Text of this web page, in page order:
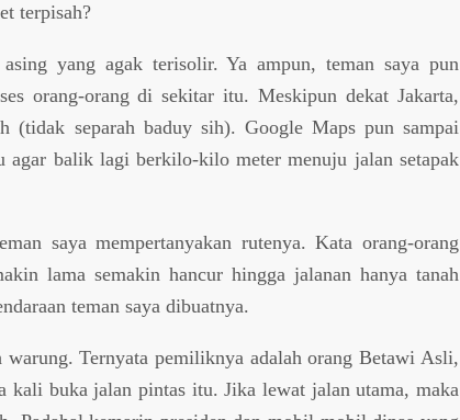
terpisah?
yang agak terisolir. Ya ampun, teman saya pun
orang-orang di sekitar itu. Meskipun dekat Jakarta,
(tidak separah baduy sih). Google Maps pun sampai
agar balik lagi berkilo-kilo meter menuju jalan setapak
saya mempertanyakan rutenya. Kata orang-orang
lama semakin hancur hingga jalanan hanya tanah
teman saya dibuatnya.
Ternyata pemiliknya adalah orang Betawi Asli,
kali buka jalan pintas itu. Jika lewat jalan utama, maka